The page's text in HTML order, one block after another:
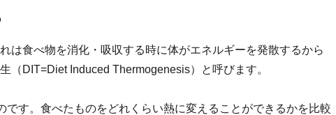
は食べ物を消化・吸収する時に体がエネルギーを発散するから
（DIT=Diet Induced Thermogenesis）と呼びます。
です。食べたものをどれくらい熱に変えることができるかを比較